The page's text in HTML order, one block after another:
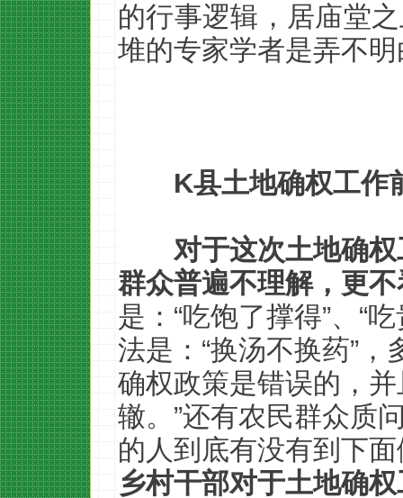
的行事逻辑，居庙堂
堆的专家学者是弄不
K县土地确权工作
对于这次土地确
群众普遍不理解，更
是：“吃饱了撑得”、“
法是：“换汤不换药”
确权政策是错误的，
辙。”还有农民群众质
的人到底有没有到下
乡村干部对于土地确